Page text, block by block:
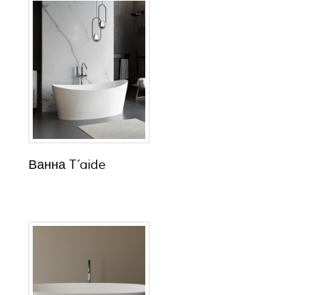
Ванна T´aide